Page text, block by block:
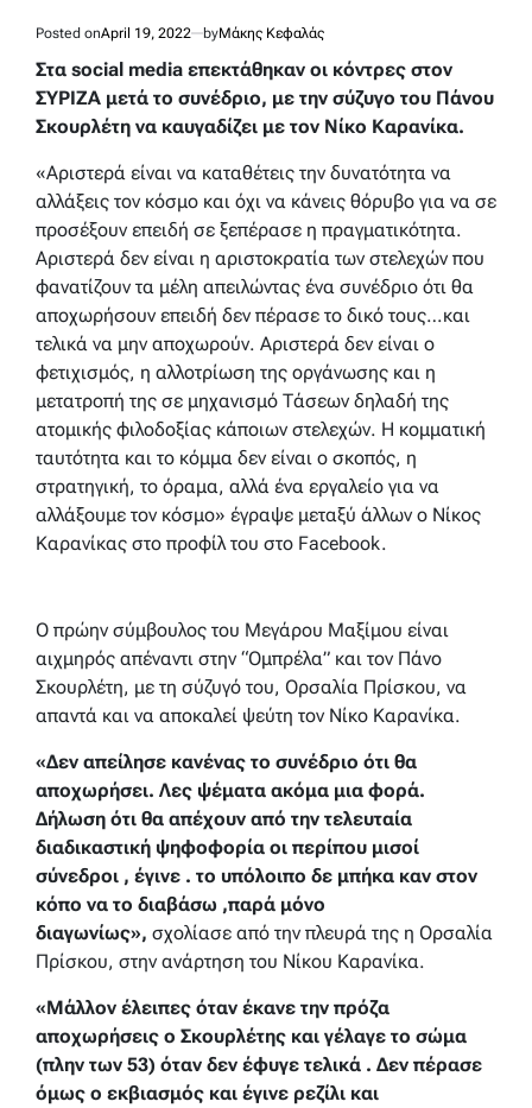
Posted onApril 19, 2022 byΜάκης Κεφαλάς
Στα social media επεκτάθηκαν οι κόντρες στον
ΣΥΡΙΖΑ μετά το συνέδριο, με την σύζυγο του Πάνου
Σκουρλέτη να καυγαδίζει με τον Νίκο Καρανίκα.
«Αριστερά είναι να καταθέτεις την δυνατότητα να
αλλάξεις τον κόσμο και όχι να κάνεις θόρυβο για να σε
προσέξουν επειδή σε ξεπέρασε η πραγματικότητα.
Αριστερά δεν είναι η αριστοκρατία των στελεχών που
φανατίζουν τα μέλη απειλώντας ένα συνέδριο ότι θα
αποχωρήσουν επειδή δεν πέρασε το δικό τους…και
τελικά να μην αποχωρούν. Αριστερά δεν είναι ο
φετιχισμός, η αλλοτρίωση της οργάνωσης και η
μετατροπή της σε μηχανισμό Τάσεων δηλαδή της
ατομικής φιλοδοξίας κάποιων στελεχών. Η κομματική
ταυτότητα και το κόμμα δεν είναι ο σκοπός, η
στρατηγική, το όραμα, αλλά ένα εργαλείο για να
αλλάξουμε τον κόσμο» έγραψε μεταξύ άλλων ο Νίκος
Καρανίκας στο προφίλ του στο Facebook.
Ο πρώην σύμβουλος του Μεγάρου Μαξίμου είναι
αιχμηρός απέναντι στην “Ομπρέλα” και τον Πάνο
Σκουρλέτη, με τη σύζυγό του, Ορσαλία Πρίσκου, να
απαντά και να αποκαλεί ψεύτη τον Νίκο Καρανίκα.
«Δεν απείλησε κανένας το συνέδριο ότι θα
αποχωρήσει. Λες ψέματα ακόμα μια φορά.
Δήλωση ότι θα απέχουν από την τελευταία
διαδικαστική ψηφοφορία οι περίπου μισοί
σύνεδροι , έγινε . το υπόλοιπο δε μπήκα καν στον
κόπο να το διαβάσω ,παρά μόνο
διαγωνίως», σχολίασε από την πλευρά της η Ορσαλία
Πρίσκου, στην ανάρτηση του Νίκου Καρανίκα.
«Μάλλον έλειπες όταν έκανε την πρόζα
αποχωρήσεις ο Σκουρλέτης και γέλαγε το σώμα
(πλην των 53) όταν δεν έφυγε τελικά . Δεν πέρασε
όμως ο εκβιασμός και έγινε ρεζίλι και